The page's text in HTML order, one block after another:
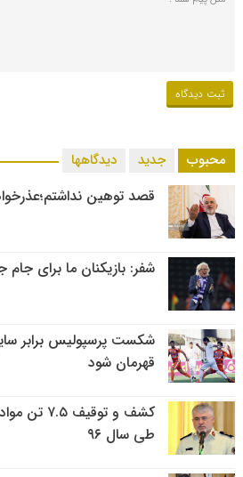
محبوب جدید دیدگاهها
قصد توهین
شفر: بازیکنان ما برای
شکست پرسپولیس برابر
قهرمان شود
کشف و
طی سال ۹۶